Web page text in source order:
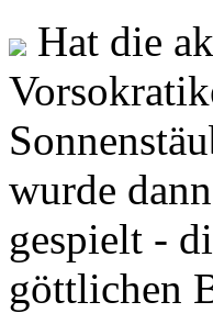
Hat die
wurde
gespielt -
göttlichen